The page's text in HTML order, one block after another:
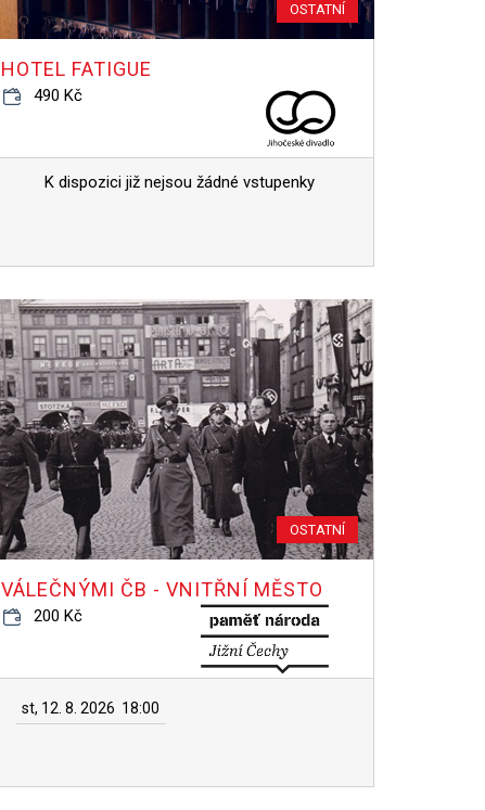
OSTATNÍ
HOTEL FATIGUE
490 Kč
K dispozici již nejsou žádné vstupenky
OSTATNÍ
VÁLEČNÝMI ČB - VNITŘNÍ MĚSTO
200 Kč
st, 12. 8. 2026 18:00